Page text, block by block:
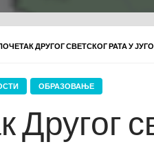
ДРУГОГ СВЕТСКОГ РАТА У
ОБРАЗОВАЊЕ
Другог